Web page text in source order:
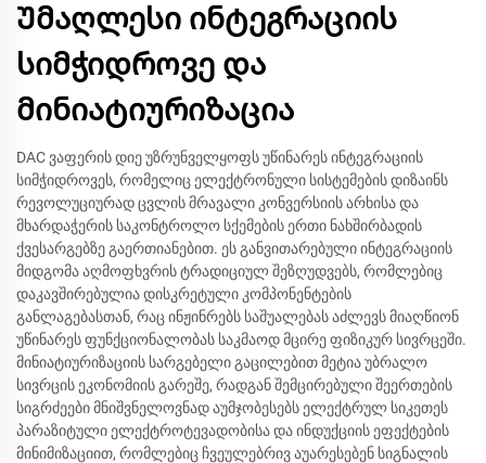
Უმაღლესი ინტეგრაციის
სიმჭიდროვე და
მინიატიურიზაცია
DAC ვაფერის დიე უზრუნველყოფს უწინარეს ინტეგრაციის
სიმჭიდროვეს, რომელიც ელექტრონული სისტემების დიზაინს
რევოლუციურად ცვლის მრავალი კონვერსიის არხისა და
მხარდაჭერის საკონტროლო სქემების ერთი ნახშირბადის
ქვესარგებზე გაერთიანებით. ეს განვითარებული ინტეგრაციის
მიდგომა აღმოფხვრის ტრადიციულ შეზღუდვებს, რომლებიც
დაკავშირებულია დისკრეტული კომპონენტების
განლაგებასთან, რაც ინჟინრებს საშუალებას აძლევს მიაღწიონ
უწინარეს ფუნქციონალობას საკმაოდ მცირე ფიზიკურ სივრცეში.
მინიატიურიზაციის სარგებელი გაცილებით მეტია უბრალო
სივრცის ეკონომიის გარეშე, რადგან შემცირებული შეერთების
სიგრძეები მნიშვნელოვნად აუმჯობესებს ელექტრულ სიკეთეს
პარაზიტული ელექტროტევადობისა და ინდუქციის ეფექტების
მინიმიზაციით, რომლებიც ჩვეულებრივ აუარესებენ სიგნალის